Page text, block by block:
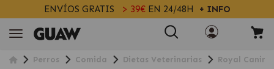
ENVÍOS GRATIS > 39€EN 24/48H + INFO
Perros Comida Dietas Veterinarias Royal Canin